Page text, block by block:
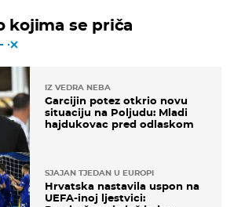
kojima se priča
IZ VEDRA NEBA
Garcijin potez otkrio novu
situaciju na Poljudu: Mladi
hajdukovac pred odlaskom
SJAJAN TJEDAN U EUROPI
Hrvatska nastavila uspon na
UEFA-inoj ljestvici: